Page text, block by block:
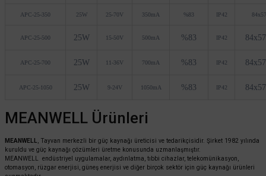
APC-25-350 25W 25-70V 350mA %83 IP42
APC-25-500 25W 15-50V 500mA %83 IP42
APC-25-700 25W 11-36V 700mA %83 IP42
APC-25-1050 25W 9-24V 1050mA %83 IP42
MEANWELL Ürünleri
MEANWELL
, Tayvan merkezli bir güç kaynağı üreticisi ve tedarikçisidir. Şirket 1982 yılında
kuruldu ve güç kaynağı çözümleri üretme konusunda uzmanlaşmıştır.
MEANWELL endüstriyel uygulamalar, aydınlatma, tıbbi cihazlar, telekomünikasyon,
otomasyon, rüzgar enerjisi, güneş enerjisi ve diğer birçok sektör için güç kaynağı ürünleri